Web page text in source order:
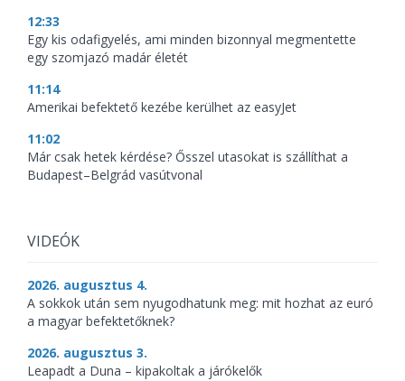
12:33
Egy kis odafigyelés, ami minden bizonnyal megmentette
egy szomjazó madár életét
11:14
Amerikai befektető kezébe kerülhet az easyJet
11:02
Már csak hetek kérdése? Ősszel utasokat is szállíthat a
Budapest–Belgrád vasútvonal
VIDEÓK
2026. augusztus 4.
A sokkok után sem nyugodhatunk meg: mit hozhat az euró
a magyar befektetőknek?
2026. augusztus 3.
Leapadt a Duna – kipakoltak a járókelők